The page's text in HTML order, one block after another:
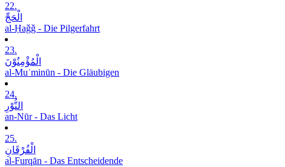
22.
الْحَجِّ
al-Ḥaǧǧ - Die Pilgerfahrt
23.
الْمُؤْمِنُوْنَ
al-Muʾminūn - Die Gläubigen
24.
النُّوْرِ
an-Nūr - Das Licht
25.
الْفُرْقَانِ
al-Furqān - Das Entscheidende